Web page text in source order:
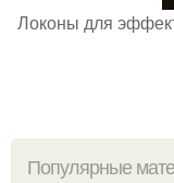
Локоны для
Популярные